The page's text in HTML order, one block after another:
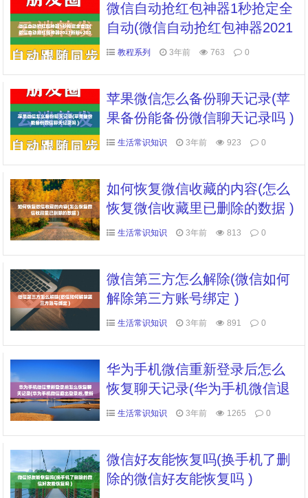
微信自动抢红包神器1秒抢定全
自动(微信自动抢红包神器2021
新版v200 )
教程系列 3年前 763 0
苹果微信怎么备份聊天记录(苹
果备份能备份微信聊天记录吗 )
生活常识知识 3年前 923 0
如何恢复微信收藏的内容(怎么
恢复微信收藏里已删除的数据 )
生活常识知识 3年前 813 0
微信第三方怎么解除(微信如何
解除第三方账号绑定 )
生活常识知识 3年前 891 0
华为手机微信重新登录后怎么
恢复聊天记录(华为手机微信退
出登录后,重新再登录,聊天记录
生活常识知识 3年前 1265 0
微信好友能恢复吗(换手机了删
除的微信好友能恢复吗 )